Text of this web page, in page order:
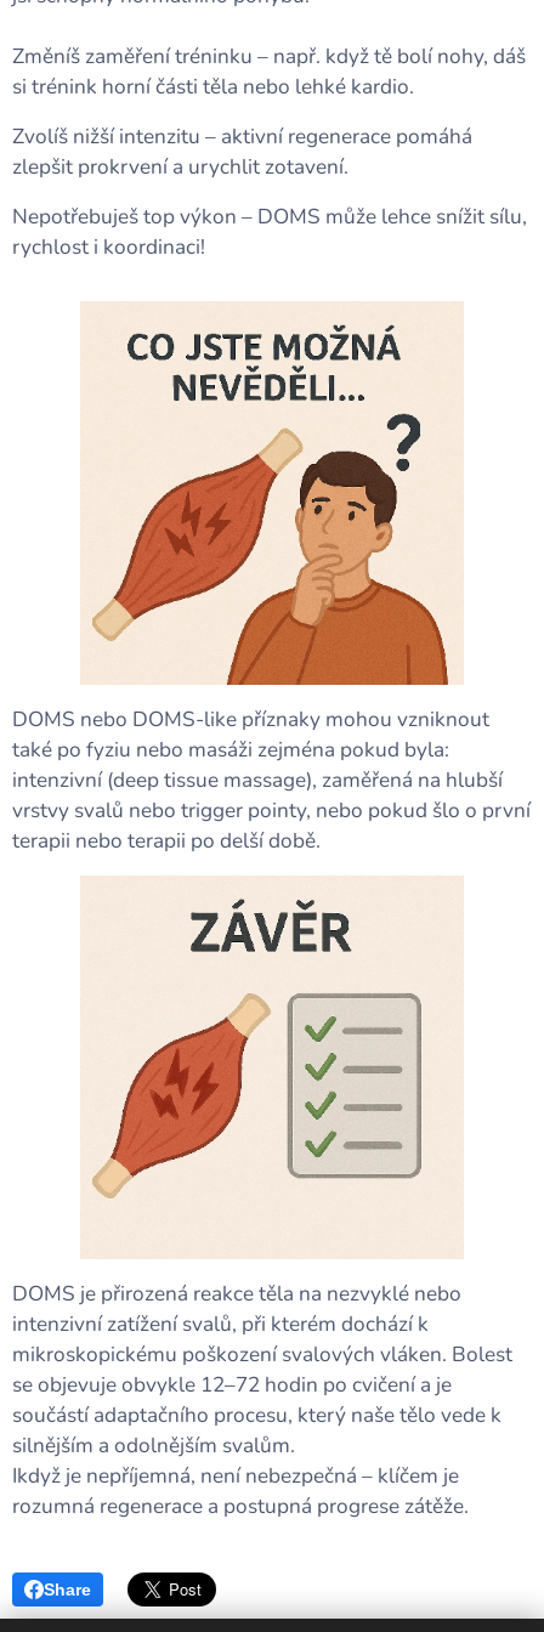
Změníš zaměření tréninku – např. když tě bolí nohy, dáš
si trénink horní části těla nebo lehké kardio.
Zvolíš nižší intenzitu – aktivní regenerace pomáhá
zlepšit prokrvení a urychlit zotavení.
Nepotřebuješ top výkon – DOMS může lehce snížit sílu,
rychlost i koordinaci!
DOMS nebo DOMS-like příznaky mohou vzniknout
také po fyziu nebo masáži zejména pokud byla:
intenzivní (deep tissue massage), zaměřená na hlubší
vrstvy svalů nebo trigger pointy, nebo pokud šlo o první
terapii nebo terapii po delší době.
DOMS je přirozená reakce těla na nezvyklé nebo
intenzivní zatížení svalů, při kterém dochází k
mikroskopickému poškození svalových vláken. Bolest
se objevuje obvykle 12–72 hodin po cvičení a je
součástí adaptačního procesu, který naše tělo vede k
silnějším a odolnějším svalům.
Ikdyž je nepříjemná, není nebezpečná – klíčem je
rozumná regenerace a postupná progrese zátěže.
Share